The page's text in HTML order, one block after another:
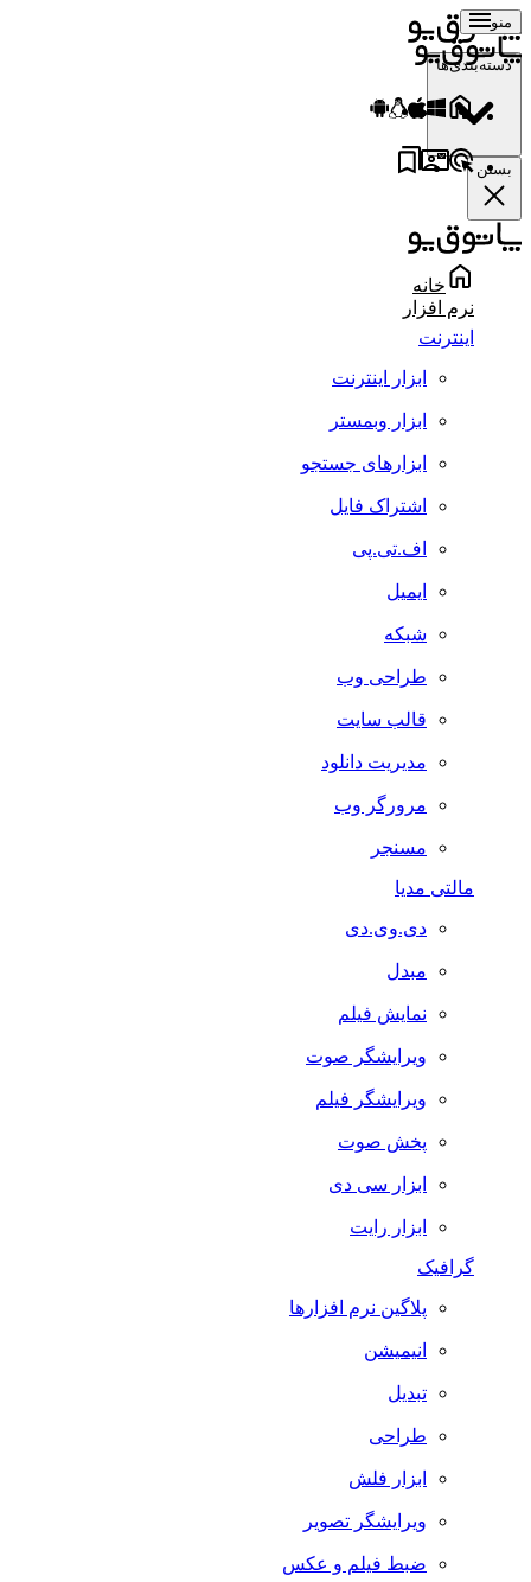
منو
دسته‌بندی‌ها
بستن
خانه
نرم افزار
اینترنت
ابزار اینترنت
ابزار وبمستر
ابزارهای جستجو
اشتراک فایل
اف.تی.پی
ایمیل
شبکه
طراحی وب
قالب سایت
مدیریت دانلود
مرورگر وب
مسنجر
مالتی مدیا
دی.وی.دی
مبدل
نمایش فیلم
ویرایشگر صوت
ویرایشگر فیلم
پخش صوت
ابزار سی دی
ابزار رایت
گرافیک
پلاگین نرم افزارها
انیمیشن
تبدیل
طراحی
ابزار فلش
ویرایشگر تصویر
ضبط فيلم و عكس